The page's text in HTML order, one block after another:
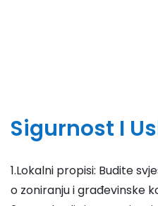
Sigurnost I
1.Lokalni propisi: Budite
o zoniranju i građevinske